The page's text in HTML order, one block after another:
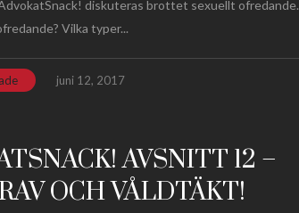
diskuteras brottet sexuellt ofredande.
Vilka typer...
juni 12, 2017
AVSNITT 12 –
OCH VÅLDTÄKT!